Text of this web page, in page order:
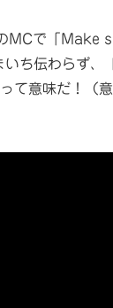
MCで「Make
いち伝わらず、
て意味だ！（